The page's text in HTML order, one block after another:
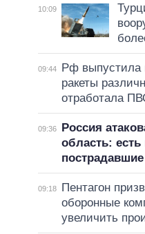
10:09
09:44
Рф выпустила
ракеты
отработала
09:36
Россия
область:
пострадавшие
09:18
Пентагон
оборонные
увеличить